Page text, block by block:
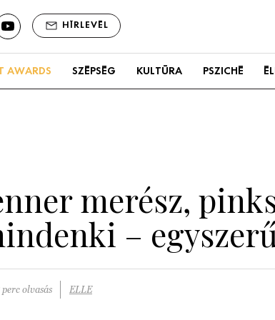
HÍRLEVÉL
AWARDS SZÉPSÉG KULTÚRA PSZICHÉ
merész,
–
perc olvasás ELLE